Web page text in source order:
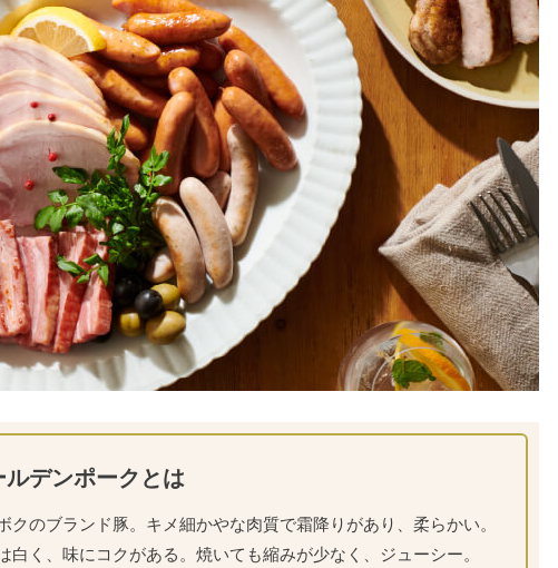
ルデンポークとは
クのブランド豚。キメ細かやな肉質で霜降りがあり、柔らかい。
白く、味にコクがある。焼いても縮みが少なく、ジューシー。